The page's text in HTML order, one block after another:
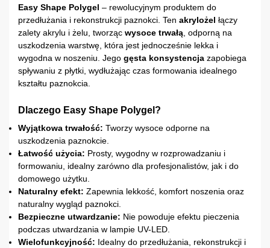
Easy Shape Polygel – rewolucyjnym produktem do
przedłużania i rekonstrukcji paznokci. Ten akrylożel łączy
zalety akrylu i żelu, tworząc wysoce trwałą , odporną na
uszkodzenia warstwę, która jest jednocześnie lekka i
wygodna w noszeniu. Jego gęsta konsystencja zapobiega
spływaniu z płytki, wydłużając czas formowania idealnego
kształtu paznokcia.
Dlaczego Easy Shape Polygel?
Wyjątkowa trwałość: Tworzy wysoce odporne na
uszkodzenia paznokcie.
Łatwość użycia: Prosty, wygodny w rozprowadzaniu i
formowaniu, idealny zarówno dla profesjonalistów, jak i do
domowego użytku.
Naturalny efekt: Zapewnia lekkość, komfort noszenia oraz
naturalny wygląd paznokci.
Bezpieczne utwardzanie: Nie powoduje efektu pieczenia
podczas utwardzania w lampie UV-LED.
Wielofunkcyjność: Idealny do przedłużania, rekonstrukcji i